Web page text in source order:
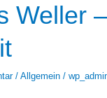
Weller
/ Allgemein /